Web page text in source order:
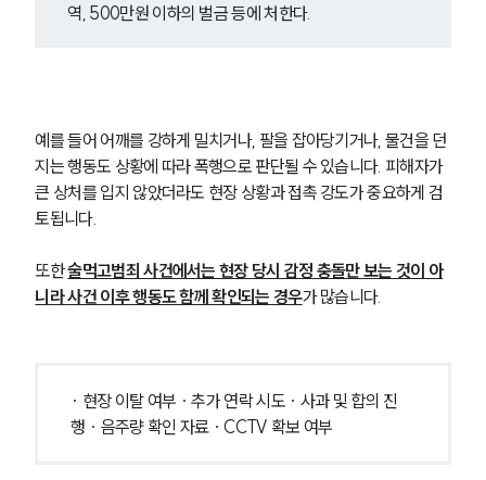
역, 500만원 이하의 벌금 등에 처한다.
예를 들어 어깨를 강하게 밀치거나, 팔을 잡아당기거나, 물건을 던
지는 행동도 상황에 따라 폭행으로 판단될 수 있습니다. 피해자가
큰 상처를 입지 않았더라도 현장 상황과 접촉 강도가 중요하게 검
토됩니다.
또한 술먹고범죄 사건에서는 현장 당시 감정 충돌만 보는 것이 아
니라 사건 이후 행동도 함께 확인되는 경우가 많습니다.
· 현장 이탈 여부 · 추가 연락 시도 · 사과 및 합의 진
행 · 음주량 확인 자료 · CCTV 확보 여부